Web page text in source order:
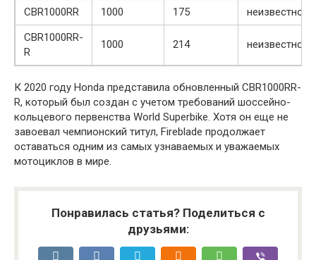
CBR1000RR
1000 175
неизвестно
CBR1000RR-
R
1000 214 неизвестно
К 2020 году Honda представила обновленный CBR1000RR-
R, который был создан с учетом требований шоссейно-
кольцевого первенства World Superbike. Хотя он еще не
завоевал чемпионский титул, Fireblade продолжает
оставаться одним из самых узнаваемых и уважаемых
мотоциклов в мире.
Понравилась статья? Поделиться с
друзьями: